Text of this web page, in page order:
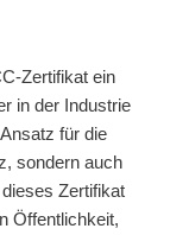
Zertifikat ein
in der Industrie
für die
sondern auch
Zertifikat
Öffentlichkeit,